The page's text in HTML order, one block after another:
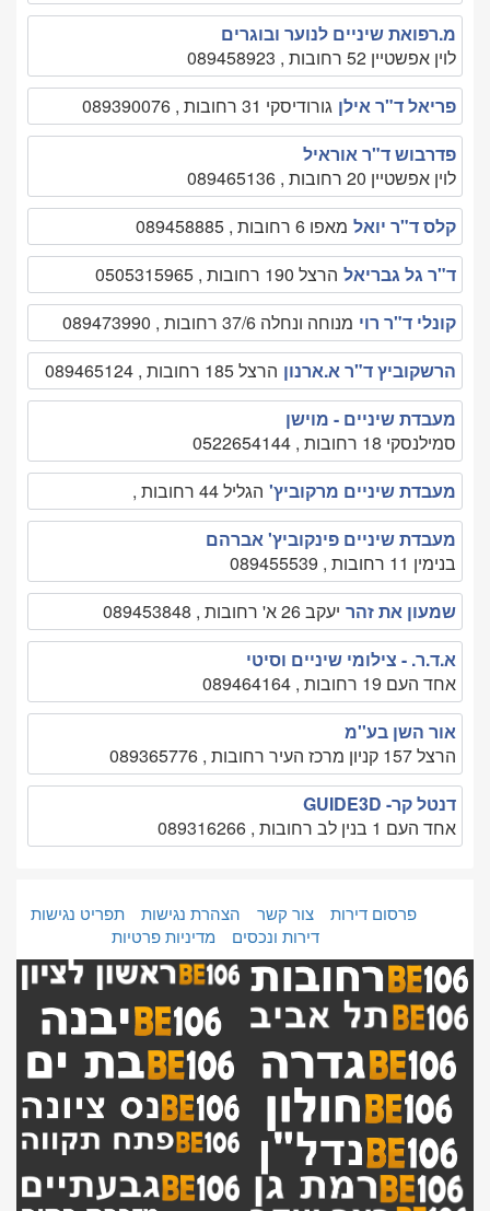
מ.רפואת שיניים לנוער ובוגרים
לוין אפשטיין 52 רחובות , 089458923
פריאל ד"ר אילן גורודיסקי 31 רחובות , 089390076
פדרבוש ד"ר אוראיל
לוין אפשטיין 20 רחובות , 089465136
קלס ד"ר יואל מאפו 6 רחובות , 089458885
ד"ר גל גבריאל הרצל 190 רחובות , 0505315965
קונלי ד"ר רוי מנוחה ונחלה 37/6 רחובות , 089473990
הרשקוביץ ד"ר א.ארנון הרצל 185 רחובות , 089465124
מעבדת שיניים - מוישן
סמילנסקי 18 רחובות , 0522654144
מעבדת שיניים מרקוביץ' הגליל 44 רחובות ,
מעבדת שיניים פינקוביץ' אברהם
בנימין 11 רחובות , 089455539
שמעון את זהר יעקב 26 א' רחובות , 089453848
א.ד.ר. - צילומי שיניים וסיטי
אחד העם 19 רחובות , 089464164
אור השן בע''מ
הרצל 157 קניון מרכז העיר רחובות , 089365776
דנטל קר- GUIDE3D
אחד העם 1 בנין לב רחובות , 089316266
פרסום דירות צור קשר הצהרת נגישות
תפריט נגישות
דירות ונכסים
מדיניות פרטיות